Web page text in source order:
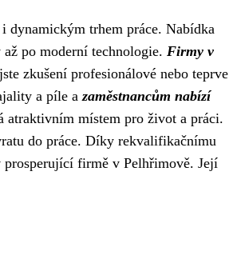
dynamickým trhem práce. Nabídka
po moderní technologie. Firmy v
zkušení profesionálové nebo teprve
a píle azaměstnancům nabízí
atraktivním místem pro život a práci.
do práce. Díky rekvalifikačnímu
firmě v Pelhřimově. Její